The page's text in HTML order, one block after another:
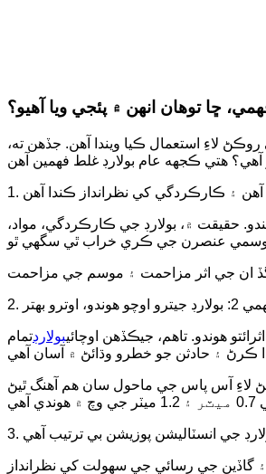
ڇا توهان انهن ۾ پئجي ويا آهيو؟
لاءِ استعمال ڪيا ويندا آهن. جڏهن ته،
حقيقت ۾، بولارڊ جي ڪارڪردگي، مواد،
اوترو بهتر
ھوندو. تاهم، جيڪڏھن اوچائيبولارڊتمام
لاءِ آس پاس جي ماحول سان هم آهنگ ٿيڻ
گاڏين جي رسائي جي سهولت کي نظرانداز